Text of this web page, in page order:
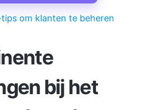
tips om klanten te beheren
bij het